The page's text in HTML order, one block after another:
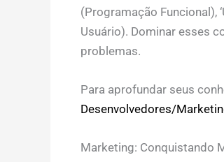
(Programação Funcional),
Usuário). Dominar esses
problemas.
Para aprofundar seus
Desenvolvedores/
Marketing: Conquistando